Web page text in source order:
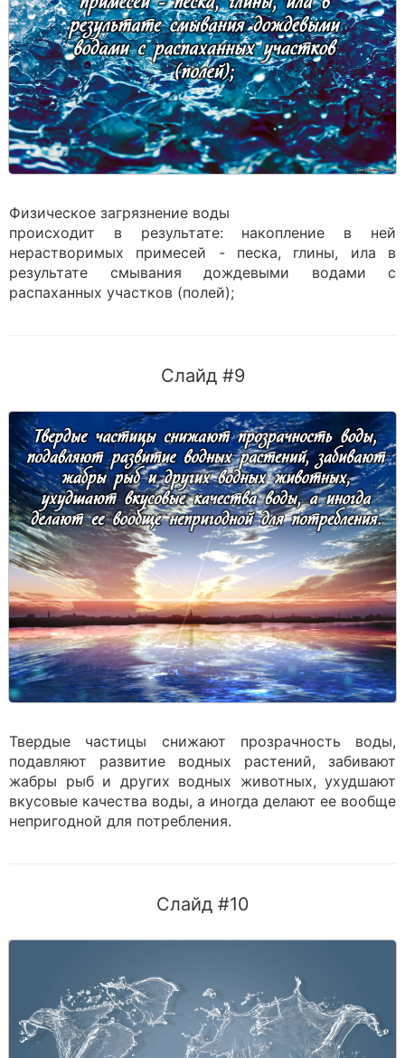
Физическое загрязнение воды
происходит в результате: накопление в ней
нерастворимых примесей - песка, глины, ила в
результате смывания дождевыми водами с
распаханных участков (полей);
Слайд #9
Твердые частицы снижают прозрачность воды,
подавляют развитие водных растений, забивают
жабры рыб и других водных животных, ухудшают
вкусовые качества воды, а иногда делают ее вообще
непригодной для потребления.
Слайд #10